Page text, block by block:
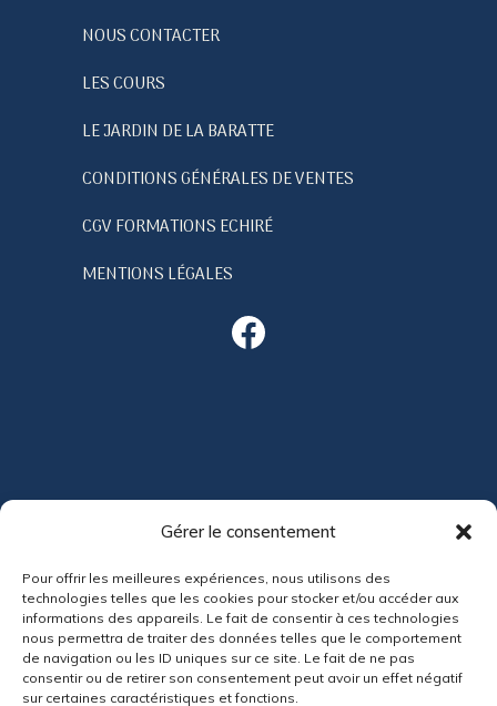
Gérer le consentement
Pour offrir les meilleures expériences, nous utilisons des
technologies telles que les cookies pour stocker et/ou accéder aux
informations des appareils. Le fait de consentir à ces technologies
nous permettra de traiter des données telles que le comportement
de navigation ou les ID uniques sur ce site. Le fait de ne pas
consentir ou de retirer son consentement peut avoir un effet négatif
sur certaines caractéristiques et fonctions.
NOUS CONTACTER
LES COURS
LE JARDIN DE LA BARATTE
CONDITIONS GÉNÉRALES DE VENTES
CGV FORMATIONS ECHIRÉ
MENTIONS LÉGALES
Facebook
ACTUALITÉS